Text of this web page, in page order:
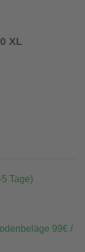
XL
Tage)
99€ /